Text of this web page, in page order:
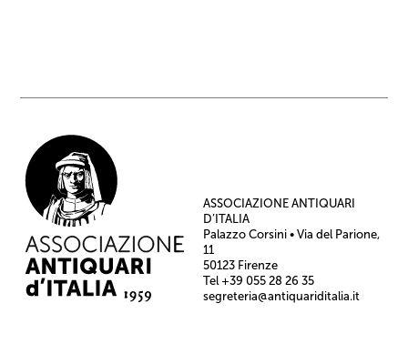
ASSOCIAZIONE ANTIQUARI
D’ITALIA
Palazzo Corsini • Via del Parione,
11
50123 Firenze
Tel +39 055 28 26 35
segreteria@antiquariditalia.it